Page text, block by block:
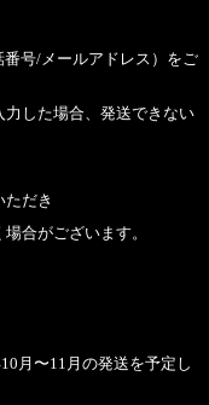
号/メールアドレス）をご
した場合、発送できない
だき
合がございます。
月〜11月の発送を予定し